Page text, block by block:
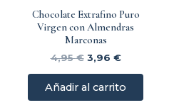
Chocolate Extrafino Puro
Virgen con Almendras
Marconas
4,95€ 3,96 €
Añadir al carrito